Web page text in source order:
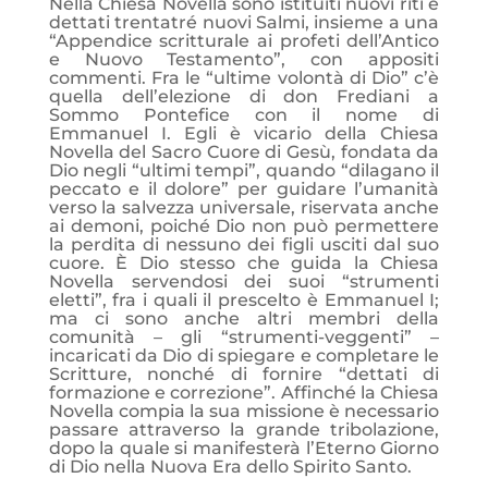
dettati trentatré nuovi Salmi, insieme a una
“Appendice scritturale ai profeti dell’Antico
e Nuovo Testamento”, con appositi
commenti. Fra le “ultime volontà di Dio” c’è
quella dell’elezione di don Frediani a
Sommo Pontefice con il nome di
Emmanuel I. Egli è vicario della Chiesa
Novella del Sacro Cuore di Gesù, fondata da
Dio negli “ultimi tempi”, quando “dilagano il
peccato e il dolore” per guidare l’umanità
verso la salvezza universale, riservata anche
ai demoni, poiché Dio non può permettere
la perdita di nessuno dei figli usciti dal suo
cuore. È Dio stesso che guida la Chiesa
Novella servendosi dei suoi “strumenti
eletti”, fra i quali il prescelto è Emmanuel I;
ma ci sono anche altri membri della
comunità – gli “strumenti-veggenti” –
incaricati da Dio di spiegare e completare le
Scritture, nonché di fornire “dettati di
formazione e correzione”. Affinché la Chiesa
Novella compia la sua missione è necessario
passare attraverso la grande tribolazione,
dopo la quale si manifesterà l’Eterno Giorno
di Dio nella Nuova Era dello Spirito Santo.